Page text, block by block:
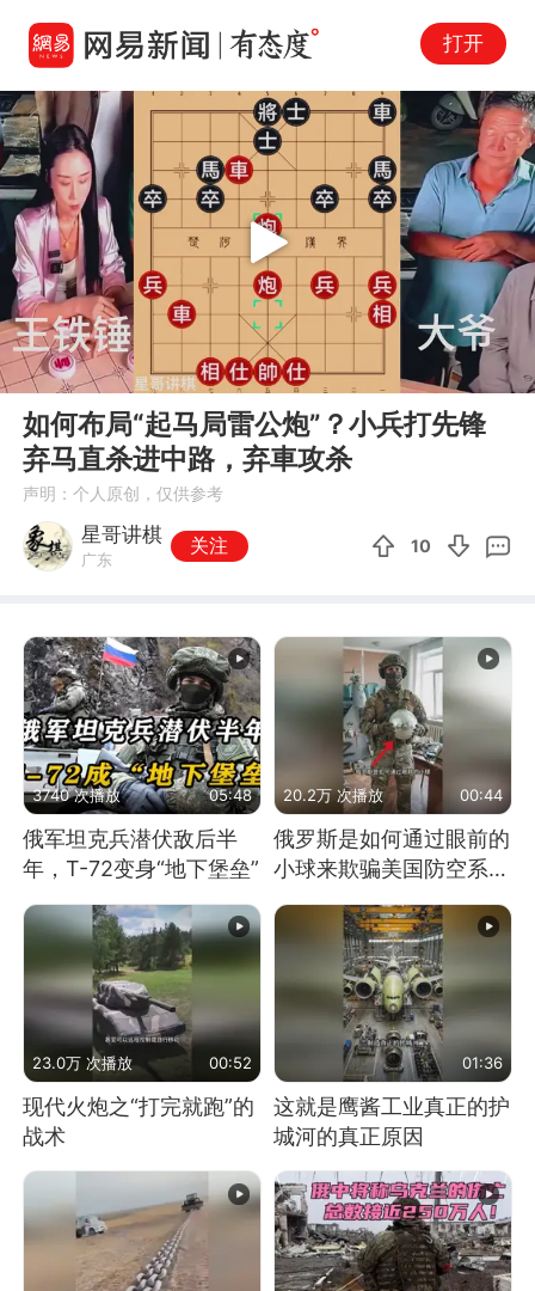
打开
00:00 06:19
Play
如何布局“起马局雷公炮”？小兵打先锋
弃马直杀进中路，弃車攻杀
声明：个人原创，仅供参考
星哥讲棋
广东
关注 10
3740 次播放 05:48
俄军坦克兵潜伏敌后半
年，T-72变身“地下堡垒”
20.2万 次播放 00:44
俄罗斯是如何通过眼前的
小球来欺骗美国防空系统
23.0万 次播放 00:52
现代火炮之“打完就跑”的
战术
01:36
这就是鹰酱工业真正的护
城河的真正原因